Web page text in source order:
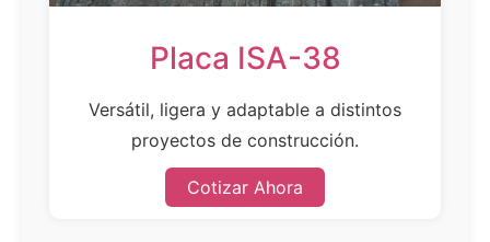
Placa ISA-38
Versátil, ligera y adaptable a distintos
proyectos de construcción.
Cotizar Ahora